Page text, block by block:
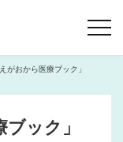
がおから医療ブック」
ック」